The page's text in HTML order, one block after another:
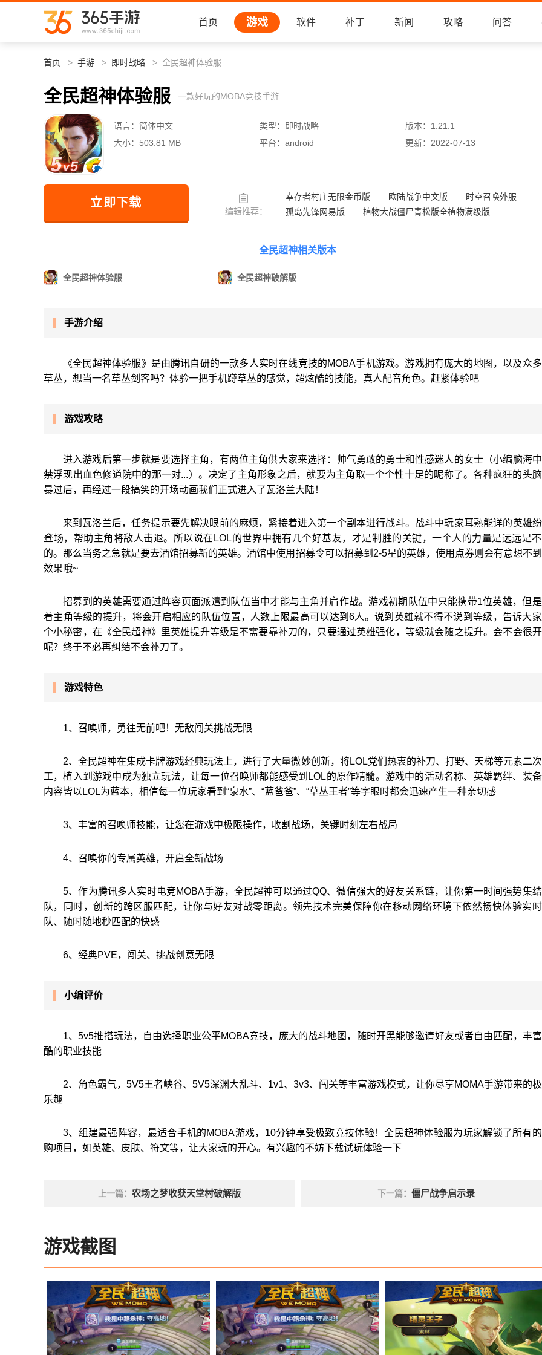
首页 游戏 软件 补丁 新闻 攻略 问答
首页 手游 即时战略 全民超神体验服
全民超神体验服 一款好玩的MOBA竞技手游
语言： 简体中文 类型： 即时战略 版本： 1.21.1
大小： 503.81 MB 平台： android 更新： 2022-07-13
立即下载
编辑推荐：
幸存者村庄无限金币版 欧陆战争中文版
时空召唤外服
孤岛先锋网易版
植物大战僵尸青松版全植物满级版
全民超神相关版本
全民超神体验服 全民超神破解版
手游介绍
《全民超神体验服》是由腾讯自研的一款多人实时在线竞技的MOBA手机游戏。游戏拥有庞大的地图，以及众
草丛，想当一名草丛剑客吗？体验一把手机蹲草丛的感觉，超炫酷的技能，真人配音角色。赶紧体验吧
游戏攻略
进入游戏后第一步就是要选择主角，有两位主角供大家来选择：帅气勇敢的勇士和性感迷人的女士（小编脑海
禁浮现出血色修道院中的那一对...）。决定了主角形象之后，就要为主角取一个个性十足的昵称了。各种疯狂的头
暴过后，再经过一段搞笑的开场动画我们正式进入了瓦洛兰大陆！
来到瓦洛兰后，任务提示要先解决眼前的麻烦，紧接着进入第一个副本进行战斗。战斗中玩家耳熟能详的英雄
登场，帮助主角将敌人击退。所以说在LOL的世界中拥有几个好基友，才是制胜的关键，一个人的力量是远远是
的。那么当务之急就是要去酒馆招募新的英雄。酒馆中使用招募令可以招募到2-5星的英雄，使用点券则会有意想不
效果哦~
招募到的英雄需要通过阵容页面派遣到队伍当中才能与主角并肩作战。游戏初期队伍中只能携带1位英雄，但
着主角等级的提升，将会开启相应的队伍位置，人数上限最高可以达到6人。说到英雄就不得不说到等级，告诉大
个小秘密，在《全民超神》里英雄提升等级是不需要靠补刀的，只要通过英雄强化，等级就会随之提升。会不会很
呢？终于不必再纠结不会补刀了。
游戏特色
1、召唤师，勇往无前吧！无敌闯关挑战无限
2、全民超神在集成卡牌游戏经典玩法上，进行了大量微妙创新，将LOL党们热衷的补刀、打野、天梯等元素二
工，植入到游戏中成为独立玩法，让每一位召唤师都能感受到LOL的原作精髓。游戏中的活动名称、英雄羁绊、装
内容皆以LOL为蓝本，相信每一位玩家看到“泉水”、“蓝爸爸”、“草丛王者”等字眼时都会迅速产生一种亲切感
3、丰富的召唤师技能，让您在游戏中极限操作，收割战场，关键时刻左右战局
4、召唤你的专属英雄，开启全新战场
5、作为腾讯多人实时电竞MOBA手游，全民超神可以通过QQ、微信强大的好友关系链，让你第一时间强势集
队，同时，创新的跨区服匹配，让你与好友对战零距离。领先技术完美保障你在移动网络环境下依然畅快体验实时
队、随时随地秒匹配的快感
6、经典PVE，闯关、挑战创意无限
小编评价
1、5v5推搭玩法，自由选择职业公平MOBA竞技，庞大的战斗地图，随时开黑能够邀请好友或者自由匹配，丰
酷的职业技能
2、角色霸气，5V5王者峡谷、5V5深渊大乱斗、1v1、3v3、闯关等丰富游戏模式，让你尽享MOMA手游带来的
乐趣
3、组建最强阵容，最适合手机的MOBA游戏，10分钟享受极致竞技体验！全民超神体验服为玩家解锁了所有
购项目，如英雄、皮肤、符文等，让大家玩的开心。有兴趣的不妨下载试玩体验一下
上一篇： 农场之梦收获天堂村破解版 下一篇： 僵尸战争启示录
游戏截图